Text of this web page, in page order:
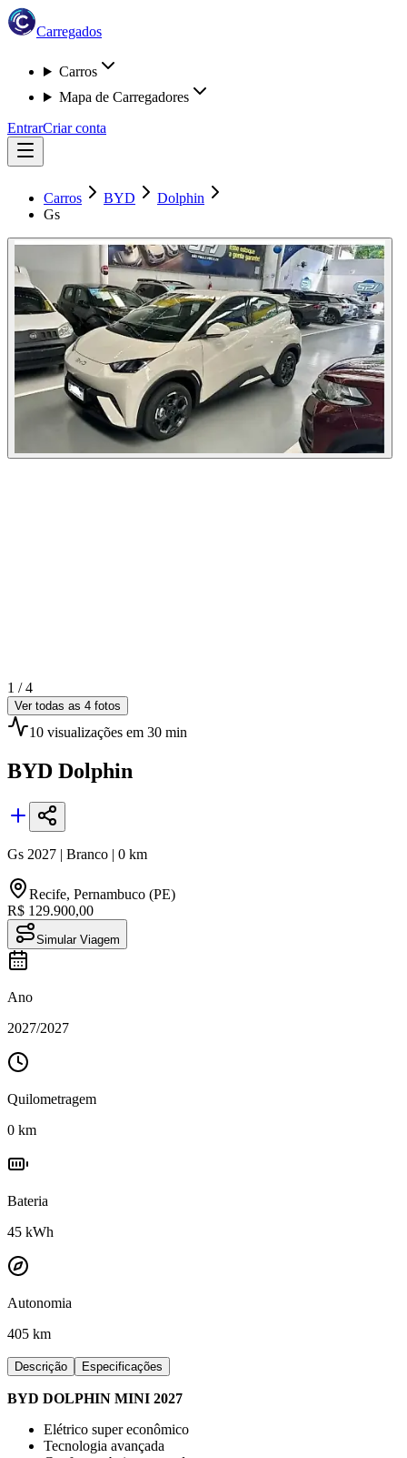
Carregados
Carros
Mapa de Carregadores
EntrarCriar conta
Carros BYD
Dolphin
Gs
1 /4
Ver todas as 4 fotos
10 visualizações em 30 min
BYD Dolphin
Gs 2027 | Branco | 0 km
Recife, Pernambuco (PE)
R$ 129.900,00
Simular Viagem
Ano
2027/2027
Quilometragem
0 km
Bateria
45 kWh
Autonomia
405 km
Descrição Especificações
BYD DOLPHIN MINI 2027
Elétrico super econômico
Tecnologia avançada